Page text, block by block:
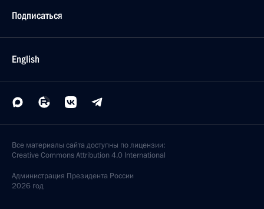
Подписаться
English
Все материалы сайта доступны по лицензии:
Creative Commons Attribution 4.0 International
Администрация Президента России
2026 год